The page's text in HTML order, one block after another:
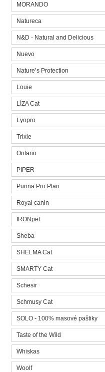
MORANDO
Natureca
N&D - Natural and Delicious
Nuevo
Nature’s Protection
Louie
LÍZA Cat
Lyopro
Trixie
Ontario
PIPER
Purina Pro Plan
Royal canin
IRONpet
Sheba
SHELMA Cat
SMARTY Cat
Schesir
Schmusy Cat
SOLO - 100% masové paštiky
Taste of the Wild
Whiskas
Woolf